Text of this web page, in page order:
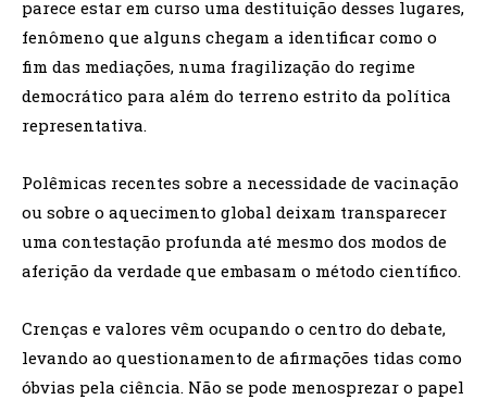
parece estar em curso uma destituição desses lugares,
fenômeno que alguns chegam a identificar como o
fim das mediações, numa fragilização do regime
democrático para além do terreno estrito da política
representativa.
Polêmicas recentes sobre a necessidade de vacinação
ou sobre o aquecimento global deixam transparecer
uma contestação profunda até mesmo dos modos de
aferição da verdade que embasam o método científico.
Crenças e valores vêm ocupando o centro do debate,
levando ao questionamento de afirmações tidas como
óbvias pela ciência. Não se pode menosprezar o papel